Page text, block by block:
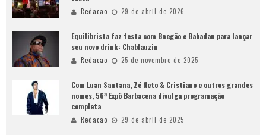
Redacao 29 de abril de 2026
Equilibrista faz festa com Bnegão e Babadan para lançar
seu novo drink: Chablauzin
Redacao 25 de novembro de 2025
Com Luan Santana, Zé Neto & Cristiano e outros grandes
nomes, 56ª Expô Barbacena divulga programação
completa
Redacao 29 de abril de 2025